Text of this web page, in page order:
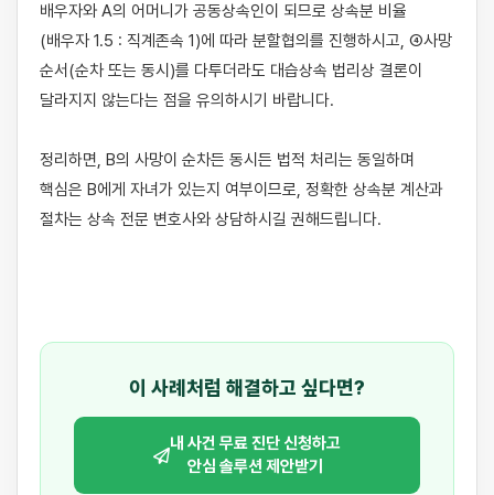
배우자와 A의 어머니가 공동상속인이 되므로 상속분 비율
(배우자 1.5 : 직계존속 1)에 따라 분할협의를 진행하시고, ④사망
순서(순차 또는 동시)를 다투더라도 대습상속 법리상 결론이
달라지지 않는다는 점을 유의하시기 바랍니다.
정리하면, B의 사망이 순차든 동시든 법적 처리는 동일하며
핵심은 B에게 자녀가 있는지 여부이므로, 정확한 상속분 계산과
절차는 상속 전문 변호사와 상담하시길 권해드립니다.
이 사례처럼 해결하고 싶다면?
내 사건 무료 진단 신청하고
안심 솔루션 제안받기